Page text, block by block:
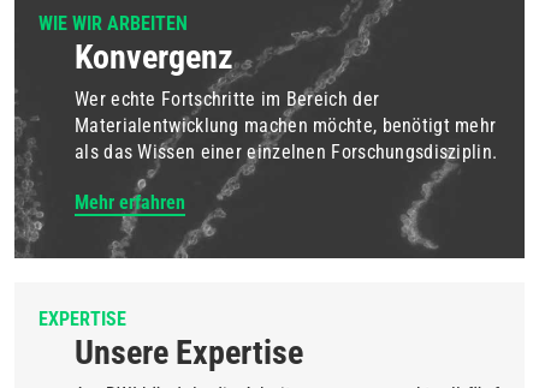
WIE WIR ARBEITEN
Konvergenz
Wer echte Fortschritte im Bereich der
Materialentwicklung machen möchte, benötigt mehr
als das Wissen einer einzelnen Forschungsdisziplin.
Mehr erfahren
EXPERTISE
Unsere Expertise